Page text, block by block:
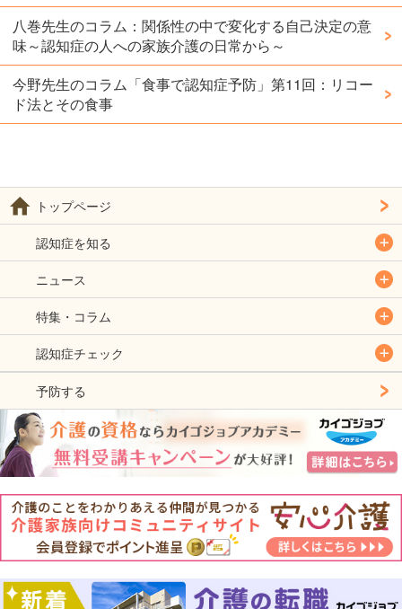
八巻先生のコラム：関係性の中で変化する自己決定の意
味～認知症の人への家族介護の日常から～
今野先生のコラム「食事で認知症予防」第11回：リコー
ド法とその食事
トップページ
認知症を知る
ニュース
特集・コラム
認知症チェック
予防する